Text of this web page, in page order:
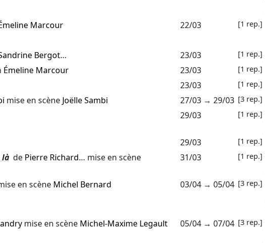
Marcour 22/03 [1 rep.]
Bergot… 23/03 [1 rep.]
Émeline Marcour 23/03 [1 rep.]
23/03 [1 rep.]
mise en scène Joëlle Sambi 27/03→ 29/03 [3 rep.]
29/03 [1 rep.]
29/03 [1 rep.]
là de Pierre Richard… mise en scène
31/03 [1 rep.]
en scène Michel Bernard 03/04→ 05/04 [3 rep.]
mise en scène Michel-Maxime Legault 05/04→ 07/04 [3 rep.]